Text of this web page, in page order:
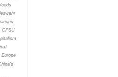
CPSU
Europe